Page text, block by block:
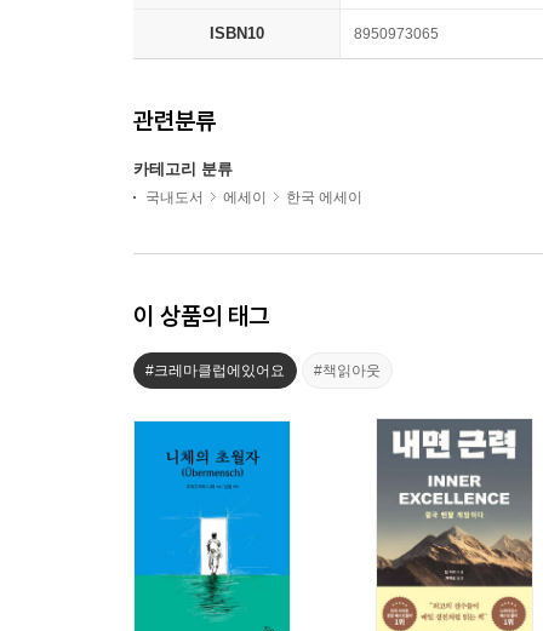
ISBN10 8950973065
관련분류
카테고리 분류
국내도서 에세이 한국 에세이
이 상품의 태그
#크레마클럽에있어요 #책읽아웃